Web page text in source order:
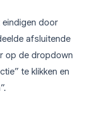
eindigen door
afsluitende
op de dropdown
te klikken en